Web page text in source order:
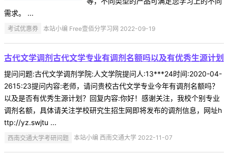
需求。 ...
考试优惠券 本站小编 Free壹佰分学习网 2022-09-19
古代文学调剂古代文学专业有调剂名额吗以及有优秀生源计划
提问问题:古代文学调剂学院:人文学院提问人:13***24时间:2020-04-
2615:23提问内容:老师，请问贵校古代文学专业今年有调剂名额吗？
以及是否有优秀生源计划？回复内容:你好！感谢关注，我校个别专业
调剂名额，具体请关注学校研究生招生网即将发布的调剂信息，网址h
ttp://yz.swjtu ...
西南交通大学考研问题 本站小编 西南交通大学 2022-11-07